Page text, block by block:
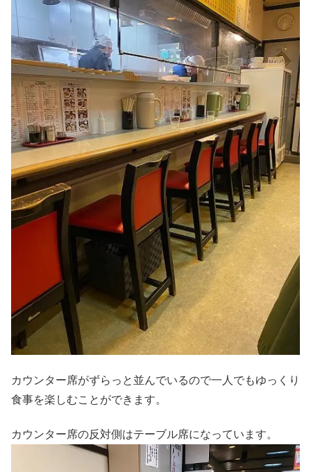
カウンター席がずらっと並んでいるので一人でもゆっくり
食事を楽しむことができます。
カウンター席の反対側はテーブル席になっています。